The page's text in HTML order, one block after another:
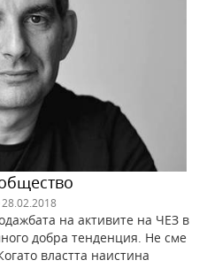
28.02.2018
на активите на ЧЕЗ в
добра тенденция. Не сме
властта наистина